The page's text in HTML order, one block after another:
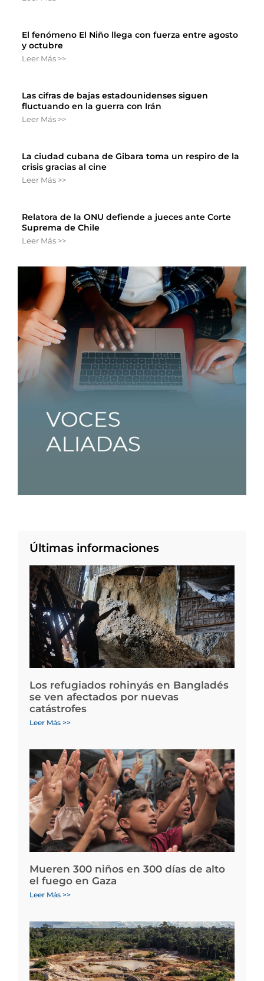
El fenómeno El Niño llega con fuerza entre agosto
y octubre
Leer Más >>
Las cifras de bajas estadounidenses siguen
fluctuando en la guerra con Irán
Leer Más >>
La ciudad cubana de Gibara toma un respiro de la
crisis gracias al cine
Leer Más >>
Relatora de la ONU defiende a jueces ante Corte
Suprema de Chile
Leer Más >>
Últimas informaciones
Los refugiados rohinyás en Bangladés
se ven afectados por nuevas
catástrofes
Leer Más >>
Mueren 300 niños en 300 días de alto
el fuego en Gaza
Leer Más >>